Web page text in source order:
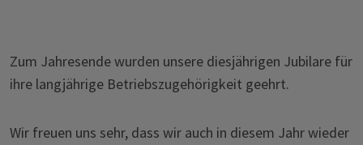
Zum Jahresende wurden unsere diesjährigen Jubilare für
ihre langjährige Betriebszugehörigkeit geehrt.
Wir freuen uns sehr, dass wir auch in diesem Jahr wieder